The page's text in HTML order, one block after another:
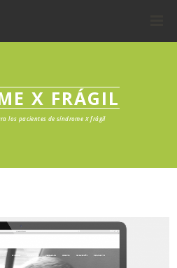
X FRÁGIL
los pacientes de síndrome X frágil